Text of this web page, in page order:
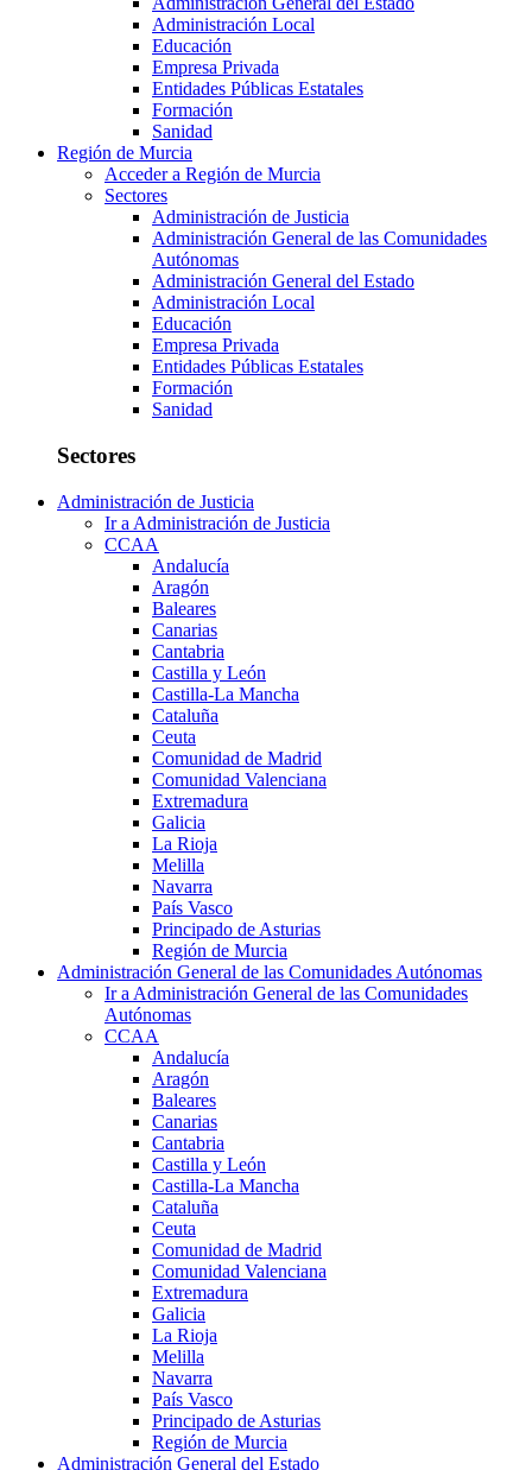
Administración Local
Educación
Empresa Privada
Entidades Públicas Estatales
Formación
Sanidad
Región de Murcia
Acceder a Región de Murcia
Sectores
Administración de Justicia
Administración General de las Comunidades
Autónomas
Administración General del Estado
Administración Local
Educación
Empresa Privada
Entidades Públicas Estatales
Formación
Sanidad
Sectores
Administración de Justicia
Ir a Administración de Justicia
CCAA
Andalucía
Aragón
Baleares
Canarias
Cantabria
Castilla y León
Castilla-La Mancha
Cataluña
Ceuta
Comunidad de Madrid
Comunidad Valenciana
Extremadura
Galicia
La Rioja
Melilla
Navarra
País Vasco
Principado de Asturias
Región de Murcia
Administración General de las Comunidades Autónomas
Ir a Administración General de las Comunidades
Autónomas
CCAA
Andalucía
Aragón
Baleares
Canarias
Cantabria
Castilla y León
Castilla-La Mancha
Cataluña
Ceuta
Comunidad de Madrid
Comunidad Valenciana
Extremadura
Galicia
La Rioja
Melilla
Navarra
País Vasco
Principado de Asturias
Región de Murcia
Administración General del Estado